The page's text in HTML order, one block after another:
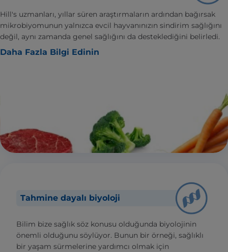
Hill's uzmanları, yıllar süren araştırmaların ardından bağırsak
mikrobiyomunun yalnızca evcil hayvanınızın sindirim sağlığını
değil, aynı zamanda genel sağlığını da desteklediğini belirledi.
Daha Fazla Bilgi Edinin
Tahmine dayalı biyoloji
Bilim bize sağlık söz konusu olduğunda biyolojinin
önemli olduğunu söylüyor. Bunun bir örneği, sağlıklı
bir yaşam sürmelerine yardımcı olmak için